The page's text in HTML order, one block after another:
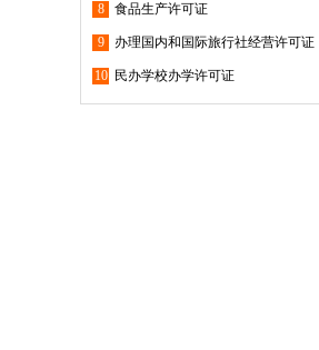
8 食品生产许可证
9 办理国内和国际旅行社经营许可证
10 民办学校办学许可证